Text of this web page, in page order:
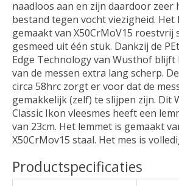
naadloos aan en zijn daardoor zeer
bestand tegen vocht viezigheid. Het
gemaakt van X50CrMoV15 roestvrij
gesmeed uit één stuk. Dankzij de
Edge Technology van Wusthof blijft
van de messen extra lang scherp.
circa 58hrc zorgt er voor dat de
gemakkelijk (zelf) te slijpen zijn. Dit
Classic Ikon vleesmes heeft een
van 23cm. Het lemmet is gemaakt
X50CrMov15 staal. Het mes is
Productspecificaties